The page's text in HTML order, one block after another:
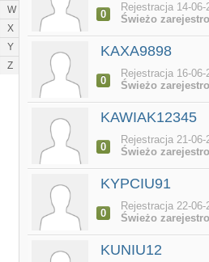
W
X
Y
Z
0
Rejestracja 14-
Świeżo
KAXA9898
0
Rejestracja 16-06-
Świeżo
KAWIAK12345
0
Rejestracja 21-
Świeżo
KYPCIU91
0
Rejestracja 22-
Świeżo
KUNIU12